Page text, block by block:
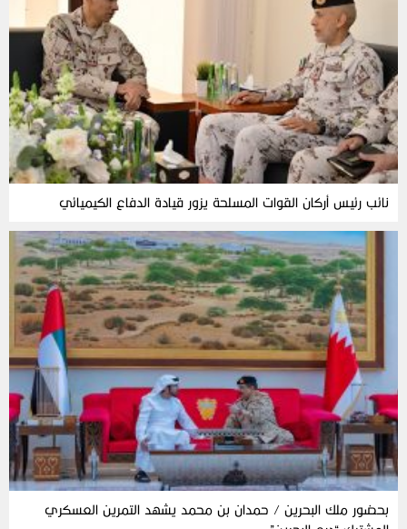
نائب رئيس أركان القوات المسلحة يزور قيادة الدفاع الكيميائي
بحضور ملك البحرين / حمدان بن محمد يشهد التمرين العسكري